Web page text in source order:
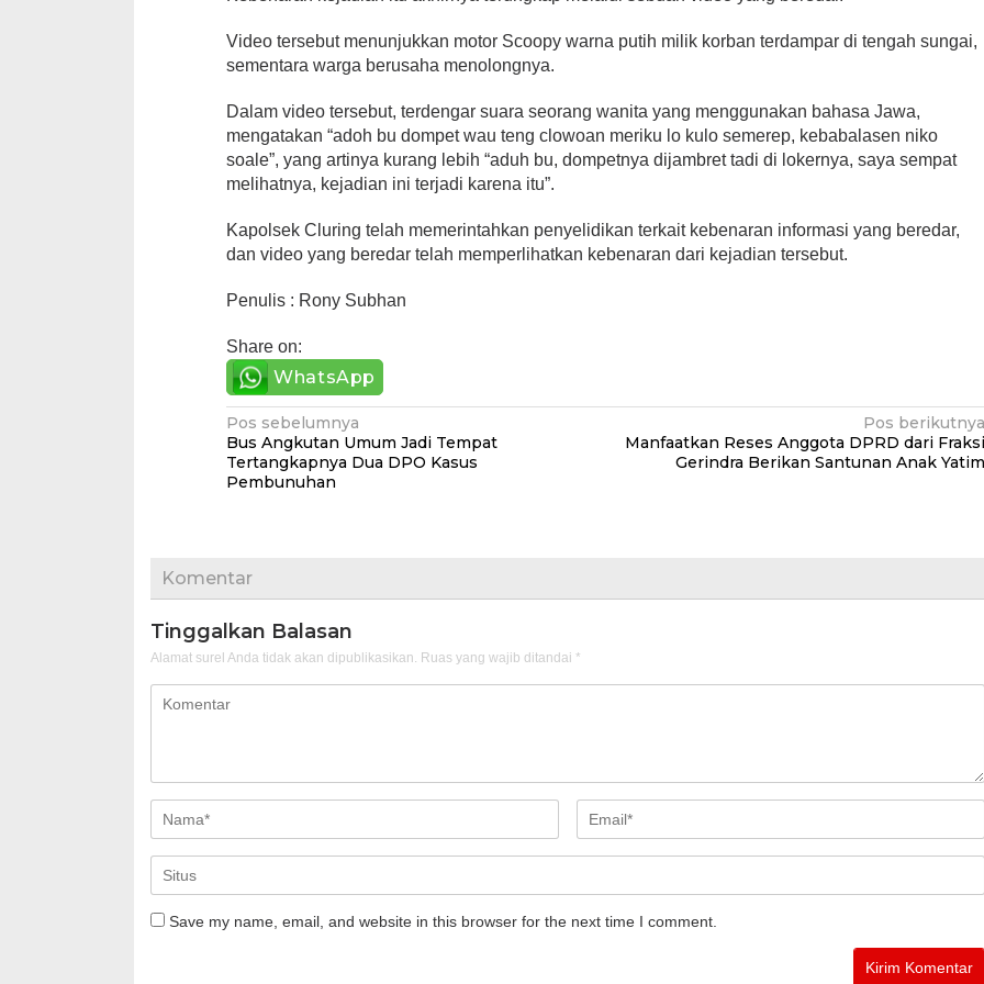
Video tersebut menunjukkan motor Scoopy warna putih milik korban terdampar di tengah sungai,
sementara warga berusaha menolongnya.
Dalam video tersebut, terdengar suara seorang wanita yang menggunakan bahasa Jawa,
mengatakan “adoh bu dompet wau teng clowoan meriku lo kulo semerep, kebabalasen niko
soale”, yang artinya kurang lebih “aduh bu, dompetnya dijambret tadi di lokernya, saya sempat
melihatnya, kejadian ini terjadi karena itu”.
Kapolsek Cluring telah memerintahkan penyelidikan terkait kebenaran informasi yang beredar,
dan video yang beredar telah memperlihatkan kebenaran dari kejadian tersebut.
Penulis : Rony Subhan
Share on:
WhatsApp
Navigasi
pos
Pos sebelumnya
Bus Angkutan Umum Jadi Tempat
Tertangkapnya Dua DPO Kasus
Pembunuhan
Pos berikutnya
Manfaatkan Reses Anggota DPRD dari Fraksi
Gerindra Berikan Santunan Anak Yatim
Komentar
Tinggalkan Balasan
Alamat surel Anda tidak akan dipublikasikan. Ruas yang wajib ditandai *
Save my name, email, and website in this browser for the next time I comment.